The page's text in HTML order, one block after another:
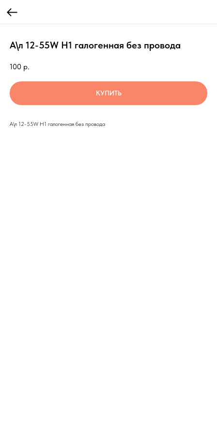
А\л 12-55W Н1 галогенная без провода
100 р.
КУПИТЬ
А\л 12-55W Н1 галогенная без провода